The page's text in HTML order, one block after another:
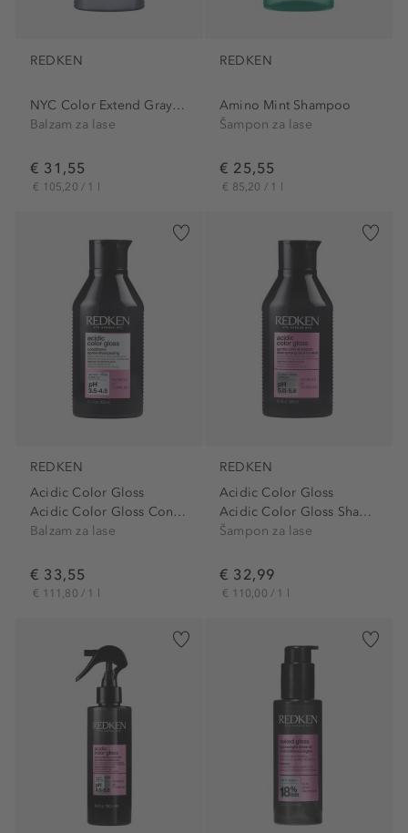
REDKEN
NYC Color Extend Graydiant...
Balzam za lase
€ 31,55
€ 105,20 / 1 l
REDKEN
Amino Mint Shampoo
Šampon za lase
€ 25,55
€ 85,20 / 1 l
REDKEN
Acidic Color Gloss
Acidic Color Gloss Conditioner
Balzam za lase
€ 33,55
€ 111,80 / 1 l
REDKEN
Acidic Color Gloss
Acidic Color Gloss Shampoo
Šampon za lase
€ 32,99
€ 110,00 / 1 l